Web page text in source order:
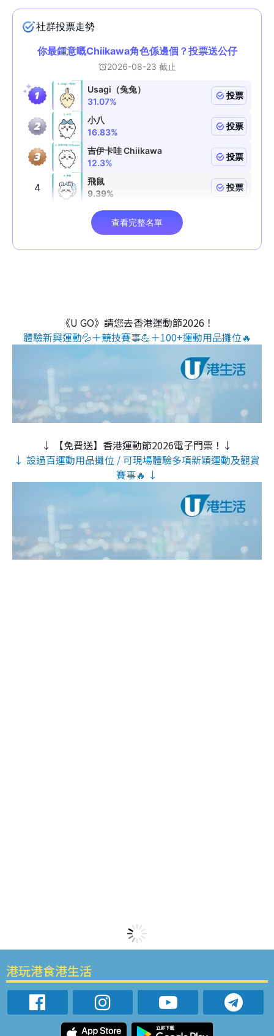
《U GO》請您去香港運動節2026！
體驗新興運動💦＋競技賽事💪＋100+運動用品攤位🔥
↓ 【免費送】香港運動節2026電子門票！↓
↓ 設過百運動用品攤位 / 可現場體驗多項新穎運動及觀賞
賽事🔥 ↓
港玩港食港生活